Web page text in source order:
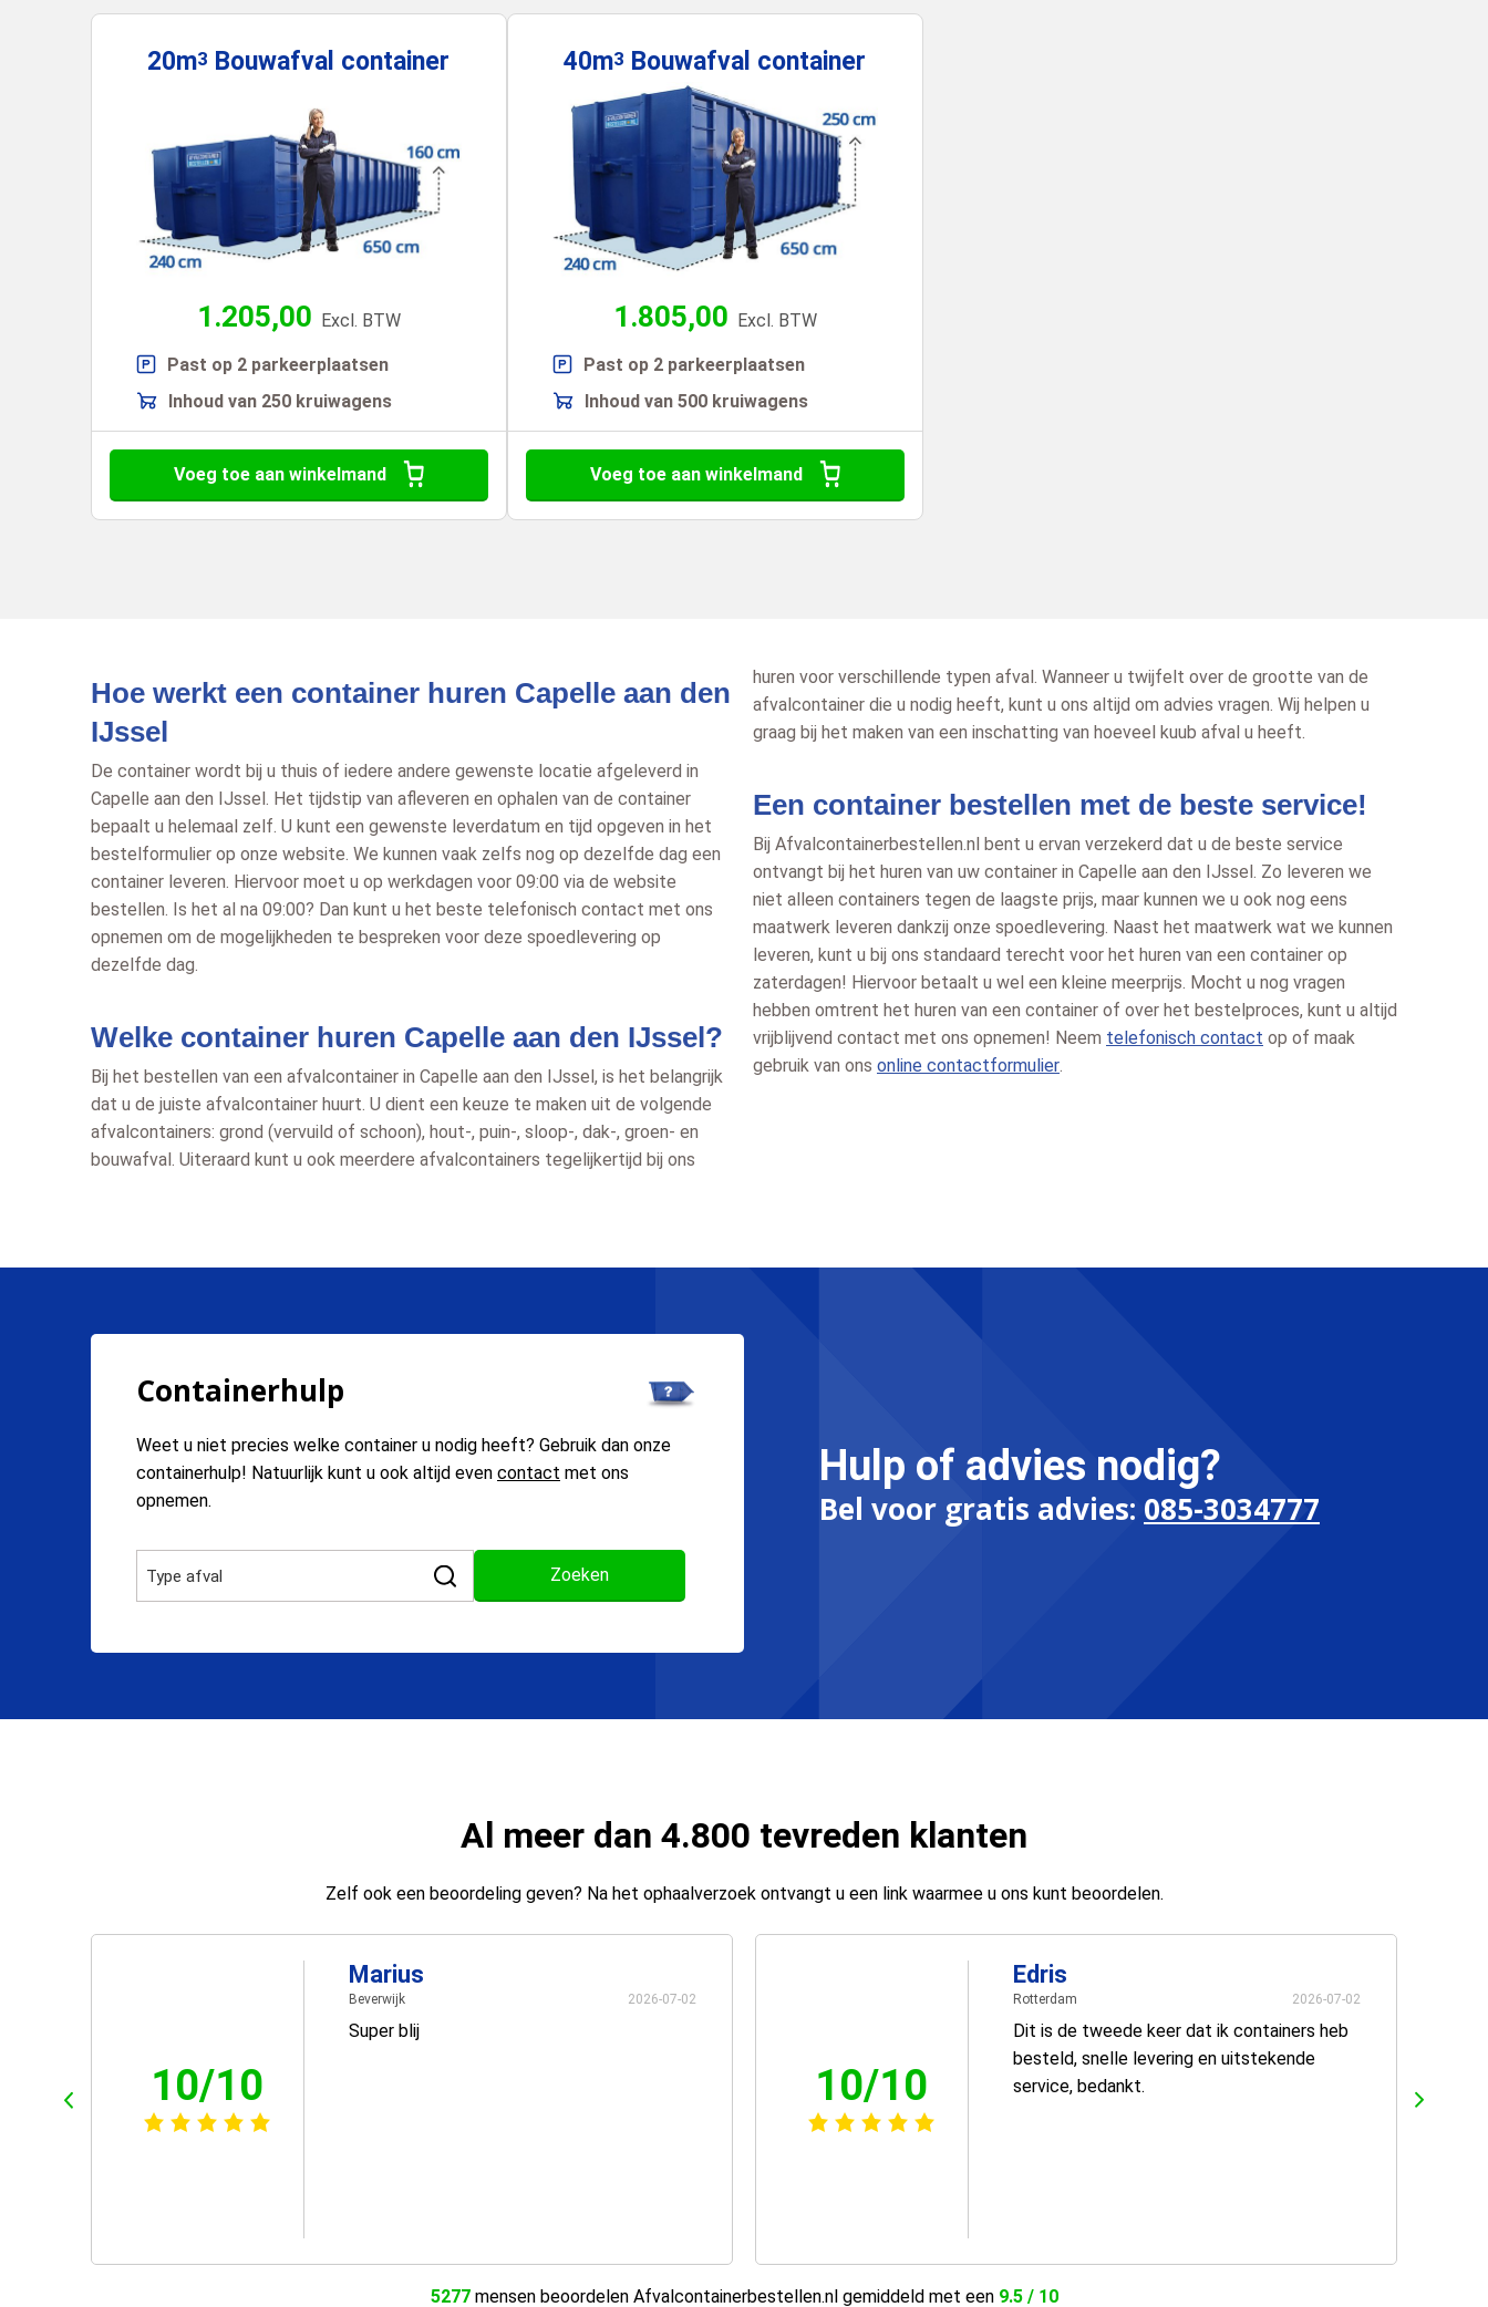
20m3 Bouwafval container
1.205,00 Excl. BTW
Past op 2 parkeerplaatsen
Inhoud van 250 kruiwagens
Voeg toe aan winkelmand
40m3 Bouwafval container
1.805,00 Excl. BTW
Past op 2 parkeerplaatsen
Inhoud van 500 kruiwagens
Voeg toe aan winkelmand
Hoe werkt een container huren Capelle aan den
IJssel
De container wordt bij u thuis of iedere andere gewenste locatie afgeleverd in
Capelle aan den IJssel. Het tijdstip van afleveren en ophalen van de container
bepaalt u helemaal zelf. U kunt een gewenste leverdatum en tijd opgeven in het
bestelformulier op onze website. We kunnen vaak zelfs nog op dezelfde dag een
container leveren. Hiervoor moet u op werkdagen voor 09:00 via de website
bestellen. Is het al na 09:00? Dan kunt u het beste telefonisch contact met ons
opnemen om de mogelijkheden te bespreken voor deze spoedlevering op
dezelfde dag.
Welke container huren Capelle aan den IJssel?
Bij het bestellen van een afvalcontainer in Capelle aan den IJssel, is het belangrijk
dat u de juiste afvalcontainer huurt. U dient een keuze te maken uit de volgende
afvalcontainers: grond (vervuild of schoon), hout-, puin-, sloop-, dak-, groen- en
bouwafval. Uiteraard kunt u ook meerdere afvalcontainers tegelijkertijd bij ons
huren voor verschillende typen afval. Wanneer u twijfelt over de grootte van de
afvalcontainer die u nodig heeft, kunt u ons altijd om advies vragen. Wij helpen u
graag bij het maken van een inschatting van hoeveel kuub afval u heeft.
Een container bestellen met de beste service!
Bij Afvalcontainerbestellen.nl bent u ervan verzekerd dat u de beste service
ontvangt bij het huren van uw container in Capelle aan den IJssel. Zo leveren we
niet alleen containers tegen de laagste prijs, maar kunnen we u ook nog eens
maatwerk leveren dankzij onze spoedlevering. Naast het maatwerk wat we kunnen
leveren, kunt u bij ons standaard terecht voor het huren van een container op
zaterdagen! Hiervoor betaalt u wel een kleine meerprijs. Mocht u nog vragen
hebben omtrent het huren van een container of over het bestelproces, kunt u altijd
vrijblijvend contact met ons opnemen! Neem telefonisch contact op of maak
gebruik van ons online contactformulier.
Containerhulp
Weet u niet precies welke container u nodig heeft? Gebruik dan onze
containerhulp! Natuurlijk kunt u ook altijd even contact met ons
opnemen.
Hulp of advies nodig?
Bel voor gratis advies: 085-3034777
Al meer dan 4.800 tevreden klanten
Zelf ook een beoordeling geven? Na het ophaalverzoek ontvangt u een link waarmee u ons kunt beoordelen.
10/10
Marius
Beverwijk 2026-07-02
Super blij
10/10
Edris
Rotterdam 2026-07-02
Dit is de tweede keer dat ik containers heb
besteld, snelle levering en uitstekende
service, bedankt.
5277mensen beoordelen Afvalcontainerbestellen.nl gemiddeld met een 9.5 / 10